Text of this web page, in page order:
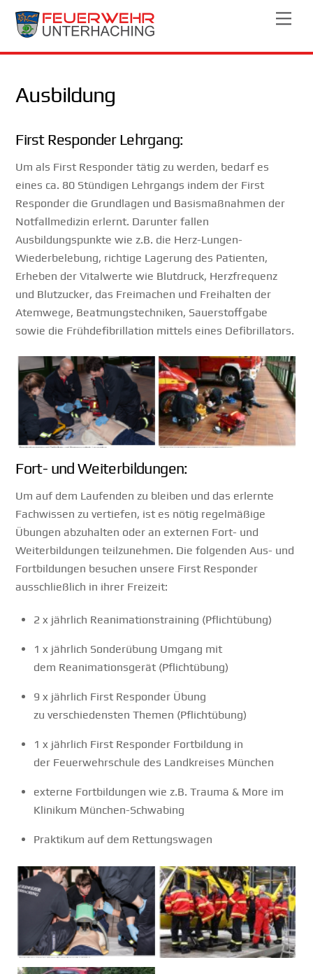
Skip
Ausbildung
First Responder Lehrgang:
Um als First Responder tätig zu werden, bedarf es
eines ca. 80 Stündigen Lehrgangs indem der First
Responder die Grundlagen und Basismaßnahmen der
Notfallmedizin erlernt. Darunter fallen
Ausbildungspunkte wie z.B. die Herz-Lungen-
Wiederbelebung, richtige Lagerung des Patienten,
Erheben der Vitalwerte wie Blutdruck, Herzfrequenz
und Blutzucker, das Freimachen und Freihalten der
Atemwege, Beatmungstechniken, Sauerstoffgabe
sowie die Frühdefibrillation mittels eines Defibrillators.
Fort- und Weiterbildungen:
Um auf dem Laufenden zu bleiben und das erlernte
Fachwissen zu vertiefen, ist es nötig regelmäßige
Übungen abzuhalten oder an externen Fort- und
Weiterbildungen teilzunehmen. Die folgenden Aus- und
Fortbildungen besuchen unsere First Responder
ausschließlich in ihrer Freizeit:
2 x jährlich Reanimationstraining (Pflichtübung)
1 x jährlich Sonderübung Umgang mit
dem Reanimationsgerät (Pflichtübung)
9 x jährlich First Responder Übung
zu verschiedensten Themen (Pflichtübung)
1 x jährlich First Responder Fortbildung in
der Feuerwehrschule des Landkreises München
externe Fortbildungen wie z.B. Trauma & More im
Klinikum München-Schwabing
Praktikum auf dem Rettungswagen